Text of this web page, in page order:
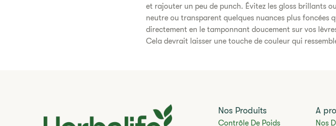
et rajouter un peu de punch. Évitez les gloss brillants
neutre ou transparent quelques nuances plus foncées
directement en le tamponnant doucement sur vos
Cela devrait laisser une touche de couleur qui
Nos Produits
Contrôle De Poids
A
Nos